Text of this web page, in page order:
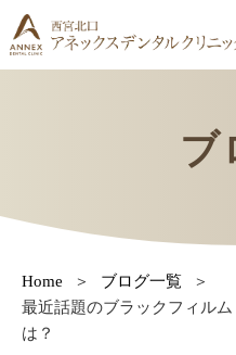
ブ
Home
ブログ一覧
最近話題のブラックフィル
は？